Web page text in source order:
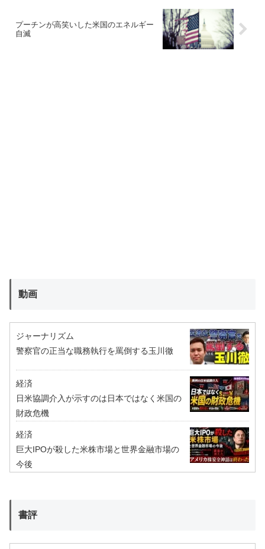
プーチンが高笑いした米国のエネルギー
自滅
動画
ジャーナリズム
警察官の正当な職務執行を罵倒する玉川徹
経済
日米協調介入が示すのは日本ではなく米国の
財政危機
経済
巨大IPOが殺した米株市場と世界金融市場の
今後
書評